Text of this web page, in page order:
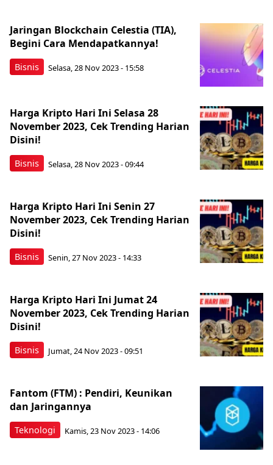
Bisnis
Jaringan Blockchain Celestia (TIA),
Begini Cara Mendapatkannya!
Selasa, 28 Nov 2023 - 15:58
Bisnis
Harga Kripto Hari Ini Selasa 28
November 2023, Cek Trending Harian
Disini!
Selasa, 28 Nov 2023 - 09:44
Bisnis
Harga Kripto Hari Ini Senin 27
November 2023, Cek Trending Harian
Disini!
Senin, 27 Nov 2023 - 14:33
Bisnis
Harga Kripto Hari Ini Jumat 24
November 2023, Cek Trending Harian
Disini!
Jumat, 24 Nov 2023 - 09:51
Teknologi
Fantom (FTM) : Pendiri, Keunikan
dan Jaringannya
Kamis, 23 Nov 2023 - 14:06